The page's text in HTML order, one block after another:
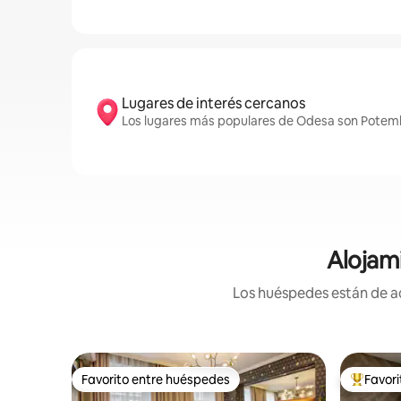
Lugares de interés cercanos
Los lugares más populares de Odesa son
Los huéspedes están de
Favorito entre huéspedes
Favorito entre huéspedes